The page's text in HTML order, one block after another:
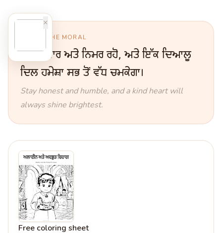
×
ਸਿੱਖਿਆ · THE MORAL
ਇਮਾਨਦਾਰ ਅਤੇ ਨਿਮਰ ਰਹੋ, ਅਤੇ ਇੱਕ ਦਿਆਲੂ
ਦਿਲ ਹਮੇਸ਼ਾ ਸਭ ਤੋਂ ਵੱਧ ਚਮਕੇਗਾ।
Stay honest and humble, and a kind heart will
always shine brightest.
Free coloring sheet